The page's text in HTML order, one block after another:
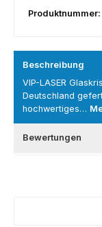
Produktnummer:
Beschreibung
VIP-LASER
Deutschland
hochwertiges…
Bewertungen